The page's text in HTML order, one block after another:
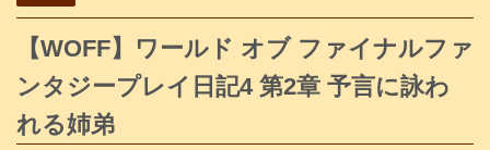
【WOFF】ワールド オブ ファイナルファ
ンタジープレイ日記4 第2章 予言に詠わ
れる姉弟